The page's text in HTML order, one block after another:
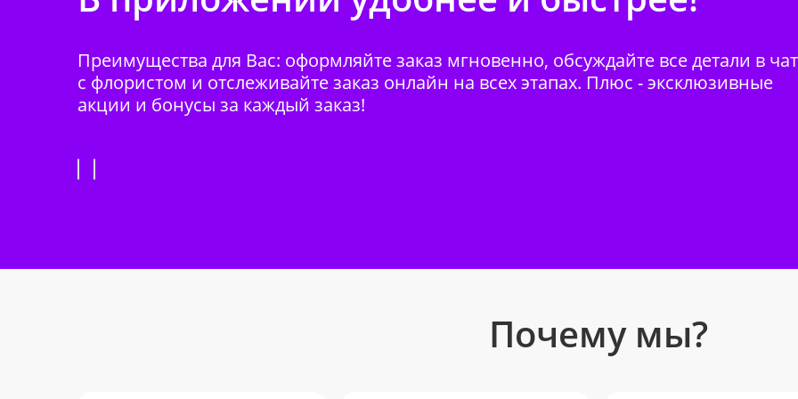
Преимущества для Вас: оформляйте заказ мгновенно, обсуждайте все детали в
с флористом и отслеживайте заказ онлайн на всех этапах. Плюс - эксклюзивные
акции и бонусы за каждый заказ!
Почему мы?